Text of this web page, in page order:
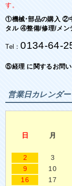
す。
①機械･部品の購入 ②
タル ④整備/修理/メン
Tel：0134-64-
⑤経理 に関するお問
営業日カレンダー
日
月
2
3
9
10
16
17